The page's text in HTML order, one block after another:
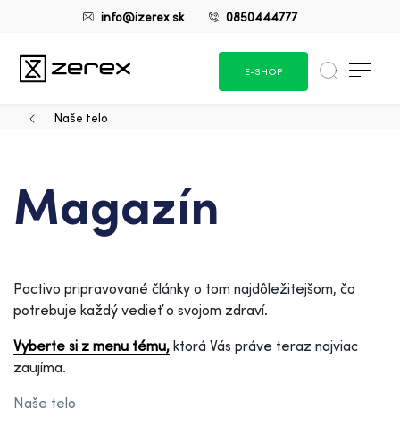
info@izerex.sk 0850444777
E-SHOP
Naše telo
Magazín
Poctivo pripravované články o tom najdôležitejšom, čo
potrebuje každý vedieť o svojom zdraví.
Vyberte si z menu tému, ktorá Vás práve teraz najviac
zaujíma.
Naše telo